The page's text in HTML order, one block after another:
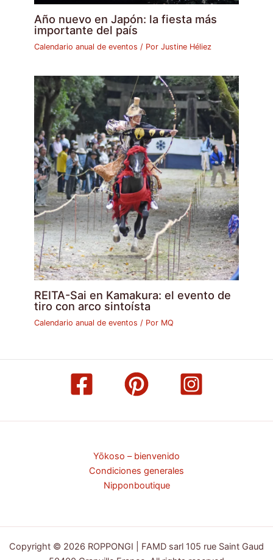
Año nuevo en Japón: la fiesta más
importante del país
Calendario anual de eventos / PorJustine Héliez
REITA-Sai en Kamakura: el evento de
tiro con arco sintoísta
Calendario anual de eventos / Por MQ
Yōkoso – bienvenido
Condiciones generales
Nipponboutique
Copyright © 2026 ROPPONGI | FAMD sarl 105 rue Saint Gaud